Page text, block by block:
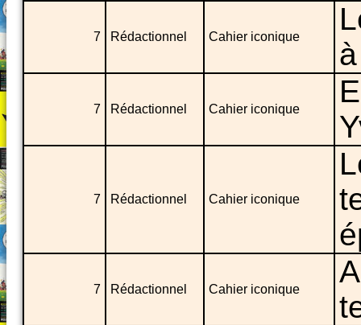
7 Rédactionnel Cahier iconique
7 Rédactionnel Cahier iconique
7 Rédactionnel Cahier iconique
7 Rédactionnel Cahier iconique